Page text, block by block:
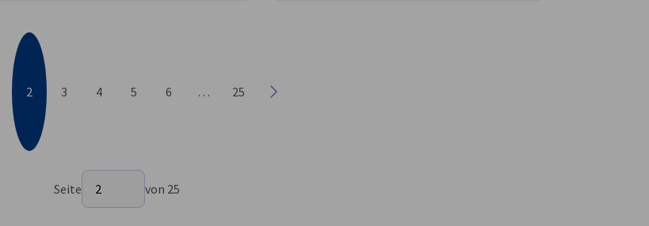
für steuerlich konforme Unternehmen, zur
Ausweitung digitaler und
englischsprachiger Unterlagen bei
Steuerprüfungen sowie zur Stärkung
steuerlicher Unterstützungsmaßnahmen
für ausländisch investierte Unternehmen
in den Bereichen Forschung und
Entwicklung (F&E), Nachhaltigkeit und
Zukunftsindustrien erörtert.
2 3 4 5 6 … 25
Nächste
Seite 2 von 25
Seite
Seite auswählen
2 von 25